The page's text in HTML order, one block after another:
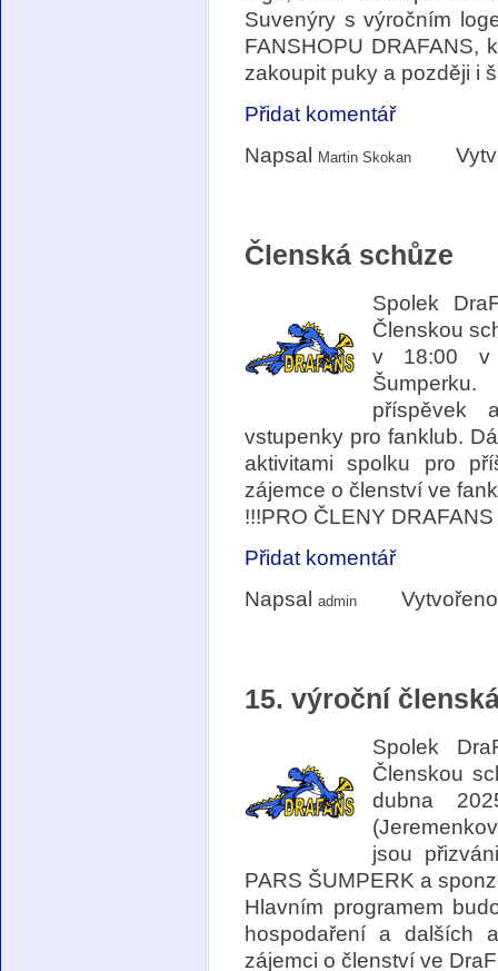
Suvenýry s výročním
FANSHOPU DRAFANS,
zakoupit puky a později i
Přidat komentář
Napsal
Martin Skokan
Členská schůze
Spolek
Členskou
v 18:00 v
příspěvek
vstupenky pro fanklub.
aktivitami spolku pro
zájemce o členství ve
!!!PRO ČLENY
Přidat komentář
Napsaladmin
15. výroční
Spolek
Členskou
dubna
jsou
PARS ŠUMPERK a
Hlavním programem
hospodaření a dalších
zájemci o členství ve